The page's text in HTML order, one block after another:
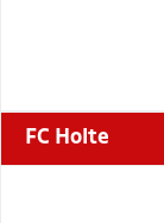
FC Holte